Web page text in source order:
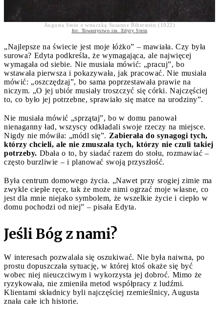
Augusta Stein z wnuczką Susanne Biberstein (1922)
fot. Towarzystwo im. Edyty Stein
„Najlepsze na świecie jest moje łóżko” – mawiała. Czy była
surowa? Edyta podkreśla, że wymagająca, ale najwięcej
wymagała od siebie. Nie musiała mówić: „pracuj”, bo
wstawała pierwsza i pokazywała, jak pracować. Nie musiała
mówić: „oszczędzaj”, bo sama poprzestawała prawie na
niczym. „O jej ubiór musiały troszczyć się córki. Najczęściej
to, co było jej potrzebne, sprawiało się matce na urodziny”.
Nie musiała mówić „sprzątaj”, bo w domu panował
nienaganny ład, wszyscy odkładali swoje rzeczy na miejsce.
Nigdy nie mówiła: „módl się”. Zabierała do synagogi tych,
którzy chcieli, ale nie zmuszała tych, którzy nie czuli takiej
potrzeby. Dbała o to, by siadać razem do stołu, rozmawiać –
często burzliwie – i planować swoją przyszłość.
Była centrum domowego życia. „Nawet przy srogiej zimie ma
zwykle ciepłe ręce, tak że może nimi ogrzać moje własne, co
jest dla mnie niejako symbolem, że wszelkie życie i ciepło w
domu pochodzi od niej” – pisała Edyta.
Jeśli Bóg z nami?
W interesach pozwalała się oszukiwać. Nie była naiwna, po
prostu dopuszczała sytuację, w której ktoś okaże się być
wobec niej nieuczciwym i wykorzysta jej dobroć. Mimo że
ryzykowała, nie zmieniła metod współpracy z ludźmi.
Klientami składnicy byli najczęściej rzemieślnicy, Augusta
znała całe ich historie.